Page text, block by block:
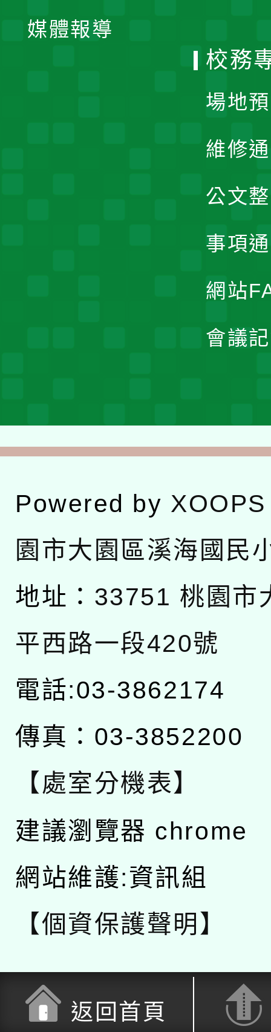
媒體報導
校務
場地
維修
公文
事項
網站
會議
Powered by XOOPS
園市大園區溪海國民
地址： 33751 桃園市
平西路一段420號
電話:03-3862174
傳真：03-3852200
【處室分機表】
建議瀏覽器 chrome
網站維護:資訊組
【個資保護聲明】
返回首頁